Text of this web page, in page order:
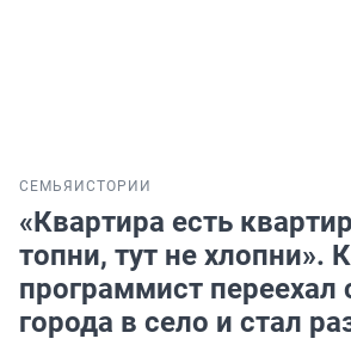
СЕМЬЯ ИСТОРИИ
«Квартира есть
топни, тут не хлопни».
программист переехал
города в село и стал